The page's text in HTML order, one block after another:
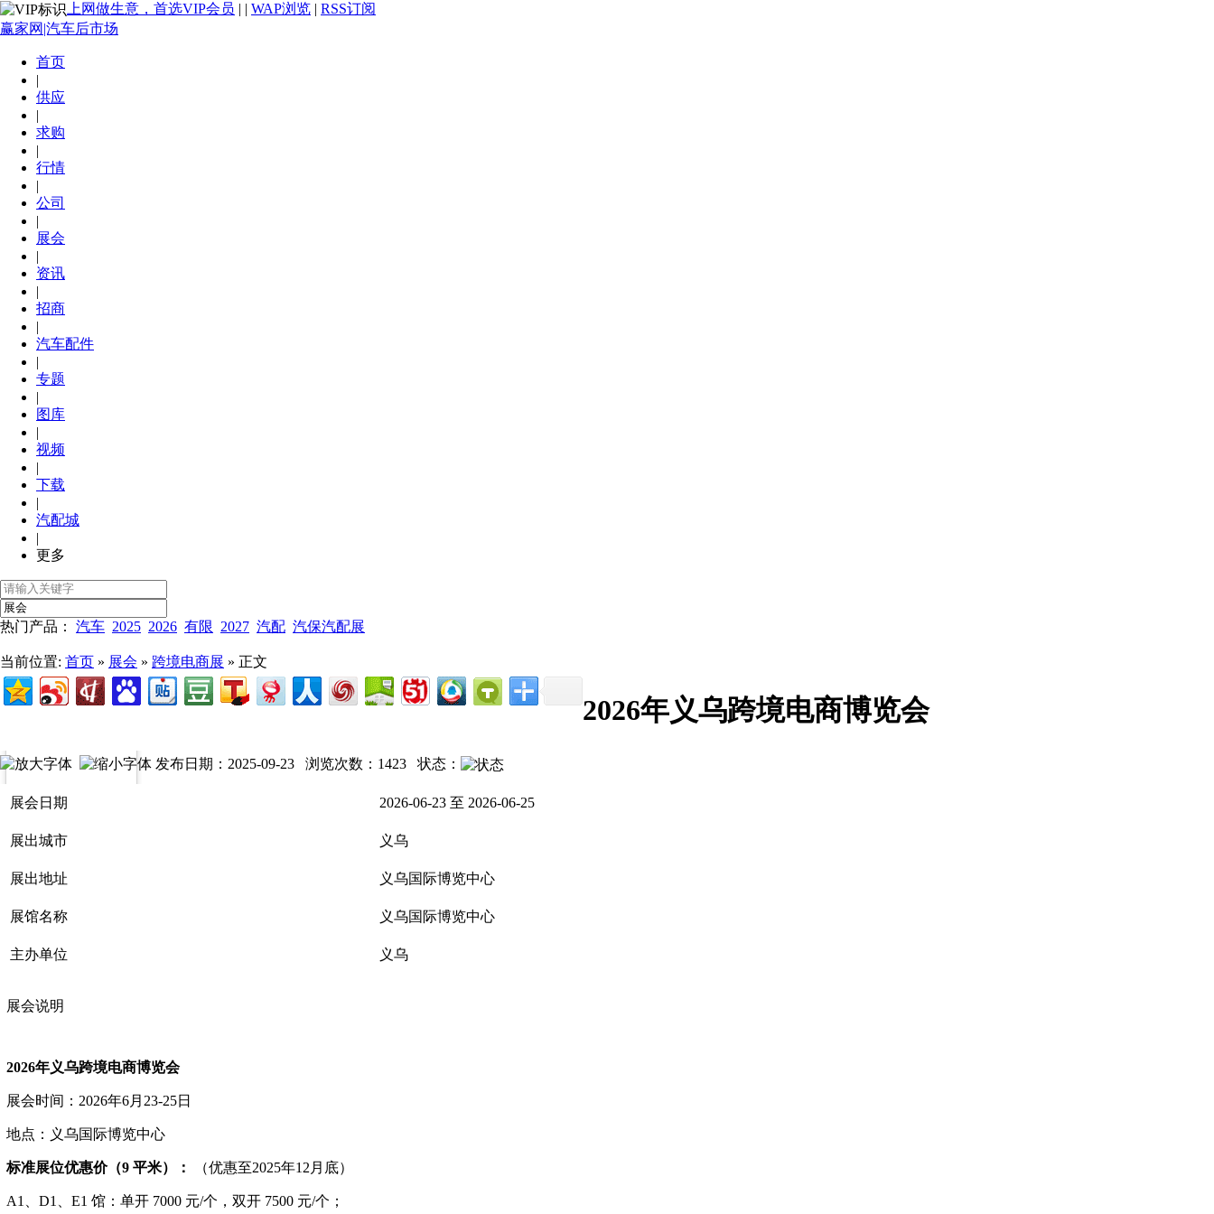
上网做生意，首选VIP会员 | | WAP浏览 | RSS订阅
赢家网|汽车后市场
首页
|
供应
|
求购
|
行情
|
公司
|
展会
|
资讯
|
招商
|
汽车配件
|
专题
|
图库
|
视频
|
下载
|
汽配城
|
更多
热门产品： 汽车 2025 2026 有限 2027 汽配 汽保汽配展
当前位置: 首页 » 展会 » 跨境电商展 » 正文
2026年义乌跨境电商博览会
发布日期：2025-09-23 浏览次数： 1423 状态：
展会日期 2026-06-23 至 2026-06-25
展出城市 义乌
展出地址 义乌国际博览中心
展馆名称 义乌国际博览中心
主办单位 义乌
展会说明
2026年义乌跨境电商博览会
展会时间： 2026年6月23-25日
地点：义乌国际博览中心
标准展位优惠价（9 平米）： （优惠至2025年12月底）
A1、D1、E1 馆： 单开 7000 元/个，双开 7500 元/个；